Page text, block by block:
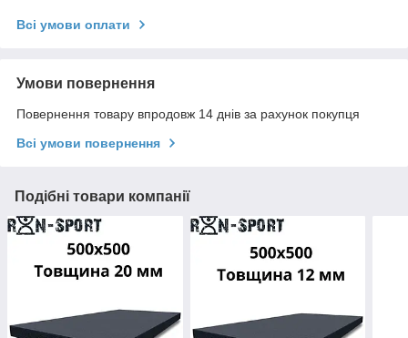
Всі умови оплати
Умови повернення
Повернення товару впродовж 14 днів за рахунок покупця
Всі умови повернення
Подібні товари компанії